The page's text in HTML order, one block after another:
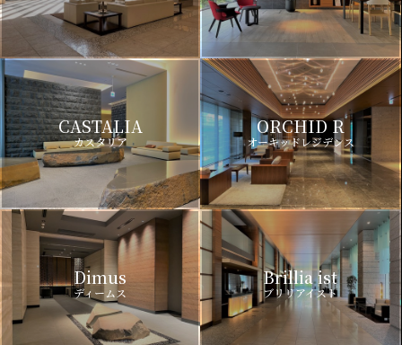
CASTALIA
カスタリア
ORCHID R
オーキッドレジデンス
Dimus
ディームス
Brillia ist
ブリリアイスト